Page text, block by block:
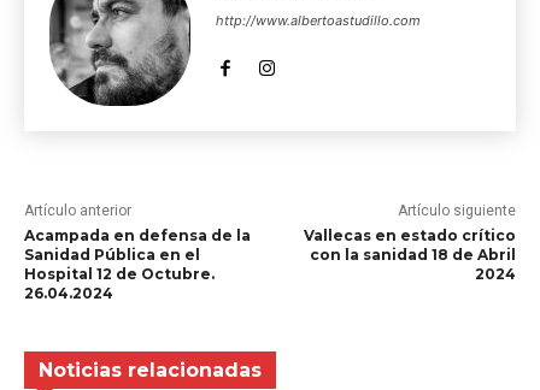
http://www.albertoastudillo.com
Artículo anterior
Acampada en defensa de la
Sanidad Pública en el
Hospital 12 de Octubre.
26.04.2024
Artículo siguiente
Vallecas en estado crítico
con la sanidad 18 de Abril
2024
Noticias relacionadas